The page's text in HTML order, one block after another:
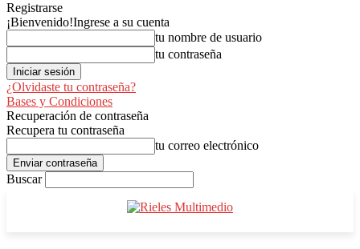
Registrarse
¡Bienvenido!Ingrese a su cuenta
tu nombre de usuario
tu contraseña
¿Olvidaste tu contraseña?
Bases y Condiciones
Recuperación de contraseña
Recupera tu contraseña
tu correo electrónico
Buscar